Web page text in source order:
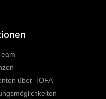
über HOFA